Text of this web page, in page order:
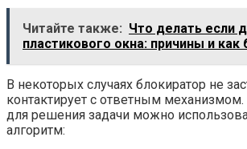
Читайте также: Что делать если
пластикового окна: причины и как
В некоторых случаях блокиратор не
контактирует с ответным механизмом.
для решения задачи можно
алгоритм: